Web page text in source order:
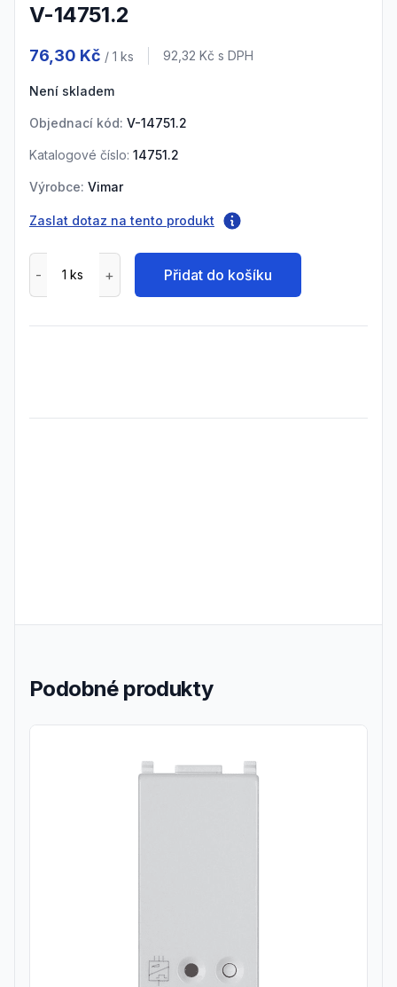
V-14751.2
76,30 Kč / 1 ks Cena s DPH
92,32 Kč s DPH
Není skladem
Objednací kód: V-14751.2
Katalogové číslo: 14751.2
Výrobce: Vimar
Zaslat dotaz na tento produkt
Přidat do košíku
Podobné produkty